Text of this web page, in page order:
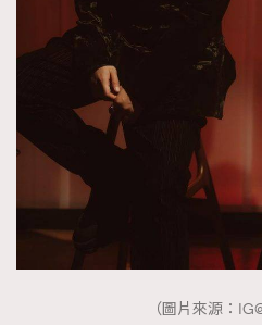
（圖片來源：